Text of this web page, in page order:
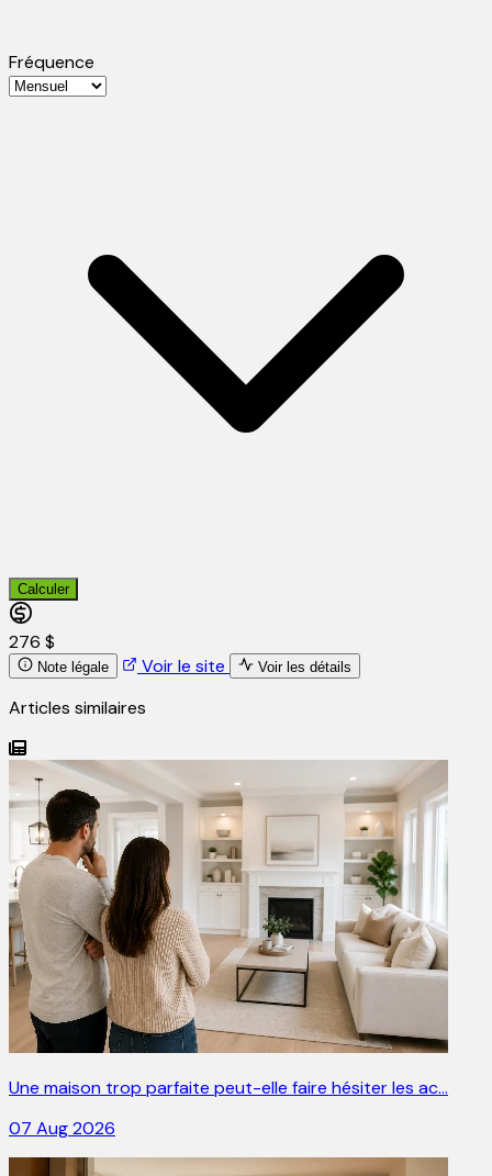
Fréquence
Calculer
276 $
Note légale Voir le site Voir les détails
Articles similaires
Une maison trop parfaite peut-elle faire hésiter les ac…
07 Aug 2026